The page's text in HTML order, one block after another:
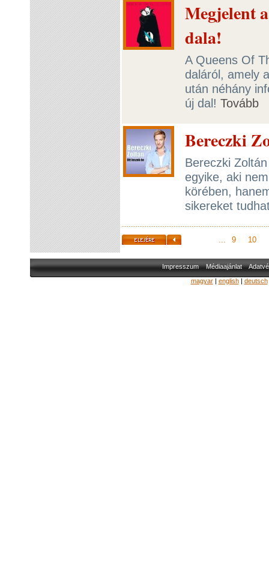
Megjelent
dala!
A Queens Of
daláról, amely
után néhány
új dal! Tovább
Bereczki
Bereczki
egyike, aki
körében,
sikereket
... 9 10
Impresszum Médiaajánlat
magyar| english| deutsch